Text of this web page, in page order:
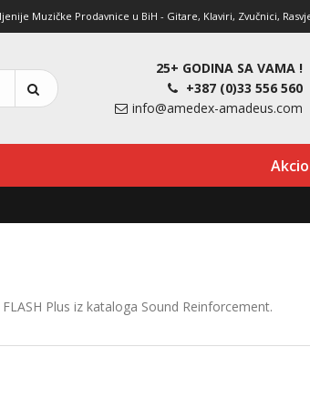
Muzičke Prodavnice u BiH - Gitare, Klaviri, Zvučnici,
25+ GODINA SA VAMA !
+387 (0)33 556 560
info@amedex-amadeus.com
Plus iz kataloga Sound Reinforcement.